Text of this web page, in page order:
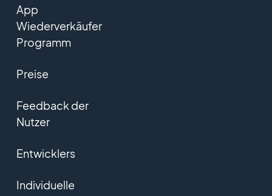
App
Wiederverkäufer
Programm
Preise
Feedback der
Nutzer
Entwicklers
Individuelle